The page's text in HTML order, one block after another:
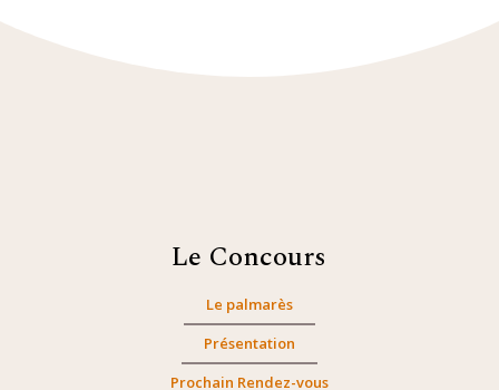
Le Concours
Le palmarès
Présentation
Prochain Rendez-vous